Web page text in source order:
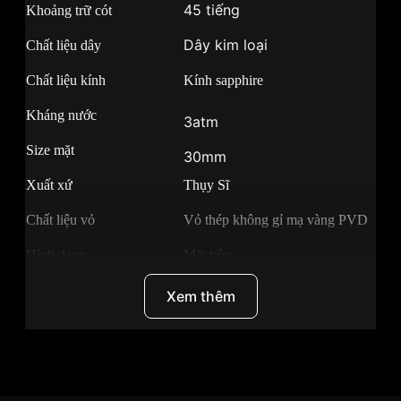
Khoảng trữ cót 45 tiếng
Chất liệu dây Dây kim loại
Chất liệu kính Kính sapphire
Kháng nước 3atm
Size mặt 30mm
Xuất xứ Thụy Sĩ
Chất liệu vỏ Vỏ thép không gỉ mạ vàng PVD
Hình dạng Mặt tròn
Bạc
Xem thêm